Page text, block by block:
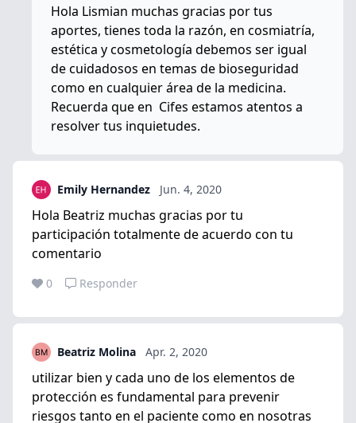
Hola Lismian muchas gracias por tus
aportes, tienes toda la razón, en cosmiatría,
estética y cosmetología debemos ser igual
de cuidadosos en temas de bioseguridad
como en cualquier área de la medicina.
Recuerda que en Cifes estamos atentos a
resolver tus inquietudes.
Emily Hernandez Jun. 4, 2020
Hola Beatriz muchas gracias por tu
participación totalmente de acuerdo con tu
comentario
0 Responder
Beatriz Molina Apr. 2, 2020
utilizar bien y cada uno de los elementos de
protección es fundamental para prevenir
riesgos tanto en el paciente como en nosotras